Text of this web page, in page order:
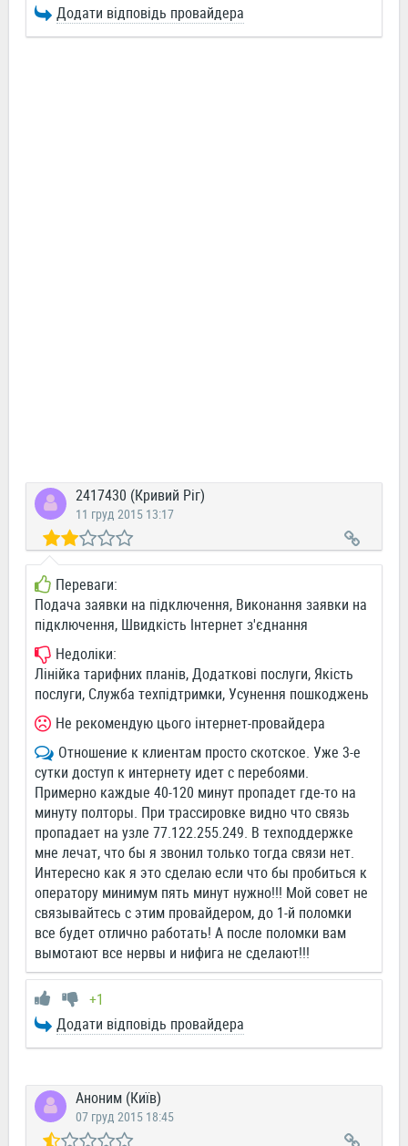
Додати відповідь провайдера
2417430 (Кривий Ріг)
11 груд 2015 13:17
Переваги:
Подача заявки на підключення, Виконання заявки на
підключення, Швидкість Інтернет з'єднання
Недоліки:
Лінійка тарифних планів, Додаткові послуги, Якість
послуги, Служба техпідтримки, Усунення пошкоджень
Не рекомендую цього інтернет-провайдера
Отношение к клиентам просто скотское. Уже 3-е
сутки доступ к интернету идет с перебоями.
Примерно каждые 40-120 минут пропадет где-то на
минуту полторы. При трассировке видно что связь
пропадает на узле 77.122.255.249. В техподдержке
мне лечат, что бы я звонил только тогда связи нет.
Интересно как я это сделаю если что бы пробиться к
оператору минимум пять минут нужно!!! Мой совет не
связывайтесь с этим провайдером, до 1-й поломки
все будет отлично работать! А после поломки вам
вымотают все нервы и нифига не сделают!!!
+1
Додати відповідь провайдера
Аноним (Київ)
07 груд 2015 18:45